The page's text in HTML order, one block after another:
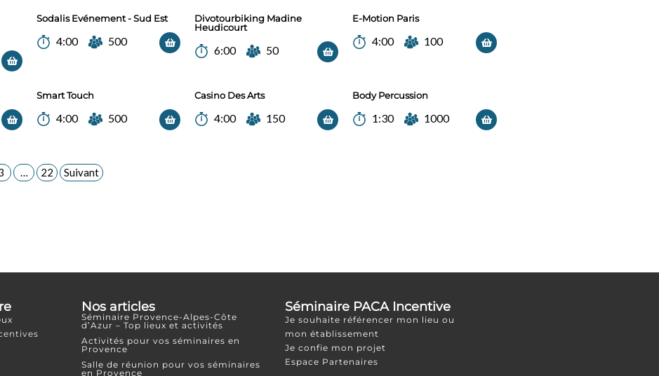
Sodalis Evénement - Sud Est
4:00 500
Divotourbiking Madine
Heudicourt
6:00 50
E-Motion Paris
4:00 100
Smart Touch
4:00 500
Casino Des Arts
4:00 150
Body Percussion
1:30 1000
… 22 Suivant
Nos articles
Séminaire Provence-Alpes-Côte
d’Azur – Top lieux et activités
Activités pour vos séminaires en
Provence
Salle de réunion pour vos séminaires
en Provence
Séminaire PACA Incentive
Je souhaite référencer mon lieu ou
mon établissement
Je confie mon projet
Espace Partenaires